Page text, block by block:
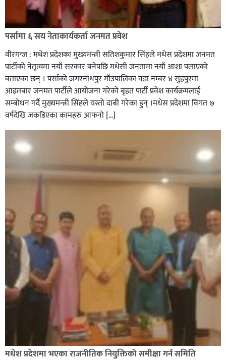
रक्तदान सेवामा जिल्लामै दोस्रो स्थान ल्याएकोमा जनमत नेताद्वय
रेडक्रस सिराहा द्वारा सम्मानित
सिराहाको औरहीमा जेन-जी भेला सम्पन्न
पर्सामा ६ सय नेताकार्यकर्ता जनमत प्रवेश
वीरगन्ज : मधेश प्रदेशका मुख्यमन्त्री सतिशकुमार सिंहले मधेस प्रदेशमा जनमत
पार्टीको नेतृत्वमा नयाँ सरकार बनेपछि मधेसी जनतामा नयाँ आशा पलाएको
बताएका छन् । पर्साको जगरनाथपुर गाँउपालिका वडा नम्बर ४ सुहपुरमा
आइतबार जनमत पार्टीले आयोजना गरेको बृहत पार्टी प्रवेश कार्यक्रमलाई
सम्बोधन गर्दै मुख्यमन्त्री सिंहले यस्तो दाबी गरेका हुन् ।मधेस प्रदेशमा विगत ७
वर्षदेखि जकडिएका कामहरु आफनो […]
मधेश प्रदेशमा भएका राजनीतिक नियुक्तिको समीक्षा गर्न समिति